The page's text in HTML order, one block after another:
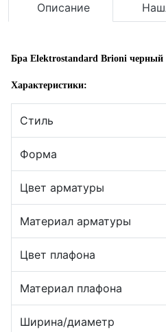
Описание
Бра Elektrostandard Brioni черный
Характеристики:
Стиль
Форма
Цвет арматуры
Материал арматуры
Цвет плафона
Материал плафона
Ширина/диаметр